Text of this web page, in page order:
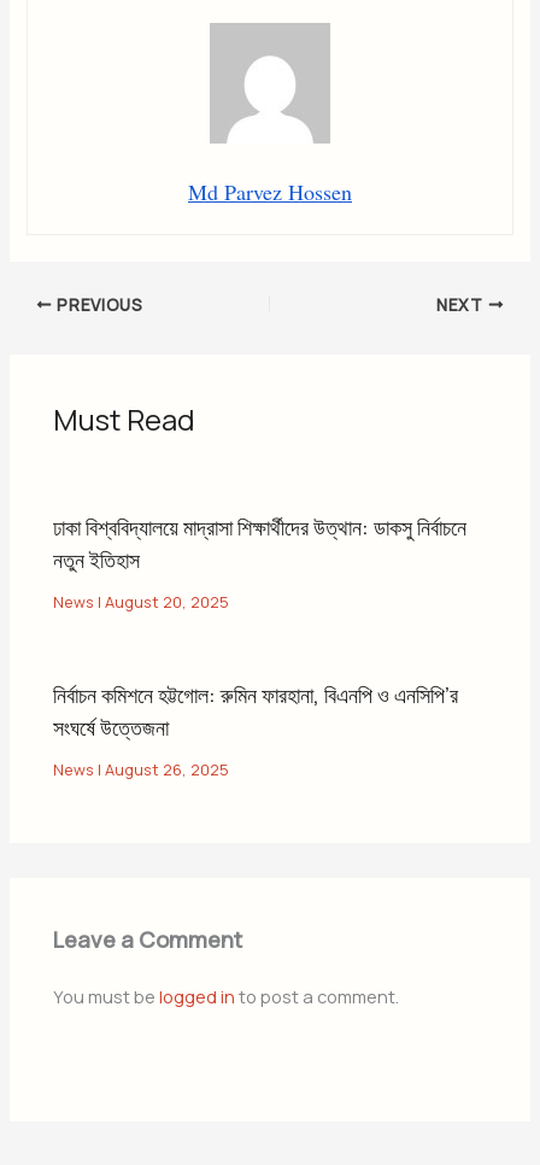
Md Parvez Hossen
PREVIOUS NEXT
Must Read
ঢাকা বিশ্ববিদ্যালয়ে মাদ্রাসা শিক্ষার্থীদের উত্থান: ডাকসু নির্বাচনে
নতুন ইতিহাস
News |August 20, 2025
নির্বাচন কমিশনে হট্টগোল: রুমিন ফারহানা, বিএনপি ও এনসিপি’র
সংঘর্ষে উত্তেজনা
News |August 26, 2025
Leave a Comment
You must belogged in to post a comment.